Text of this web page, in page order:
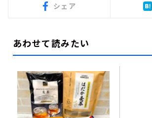
シェア
あわせて読みたい